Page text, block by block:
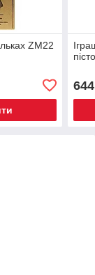
ZM22
644